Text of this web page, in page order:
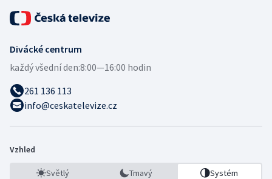
Divácké centrum
každý všední den:8:00—16:00 hodin
261 136 113
info@ceskatelevize.cz
Vzhled
Světlý Tmavý Systém